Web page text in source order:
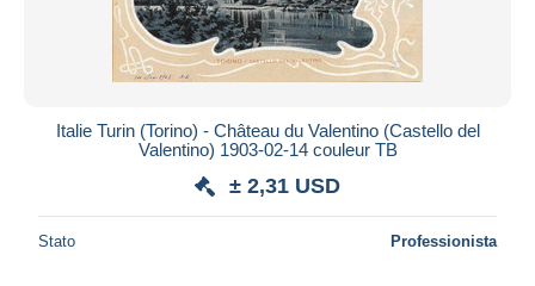
Italie Turin (Torino) - Château du Valentino (Castello del
Valentino) 1903-02-14 couleur TB
± 2,31 USD
Stato Professionista